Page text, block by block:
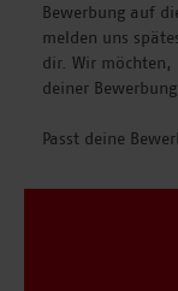
Bewerbung auf
melden uns
dir. Wir
deiner
Passt deine